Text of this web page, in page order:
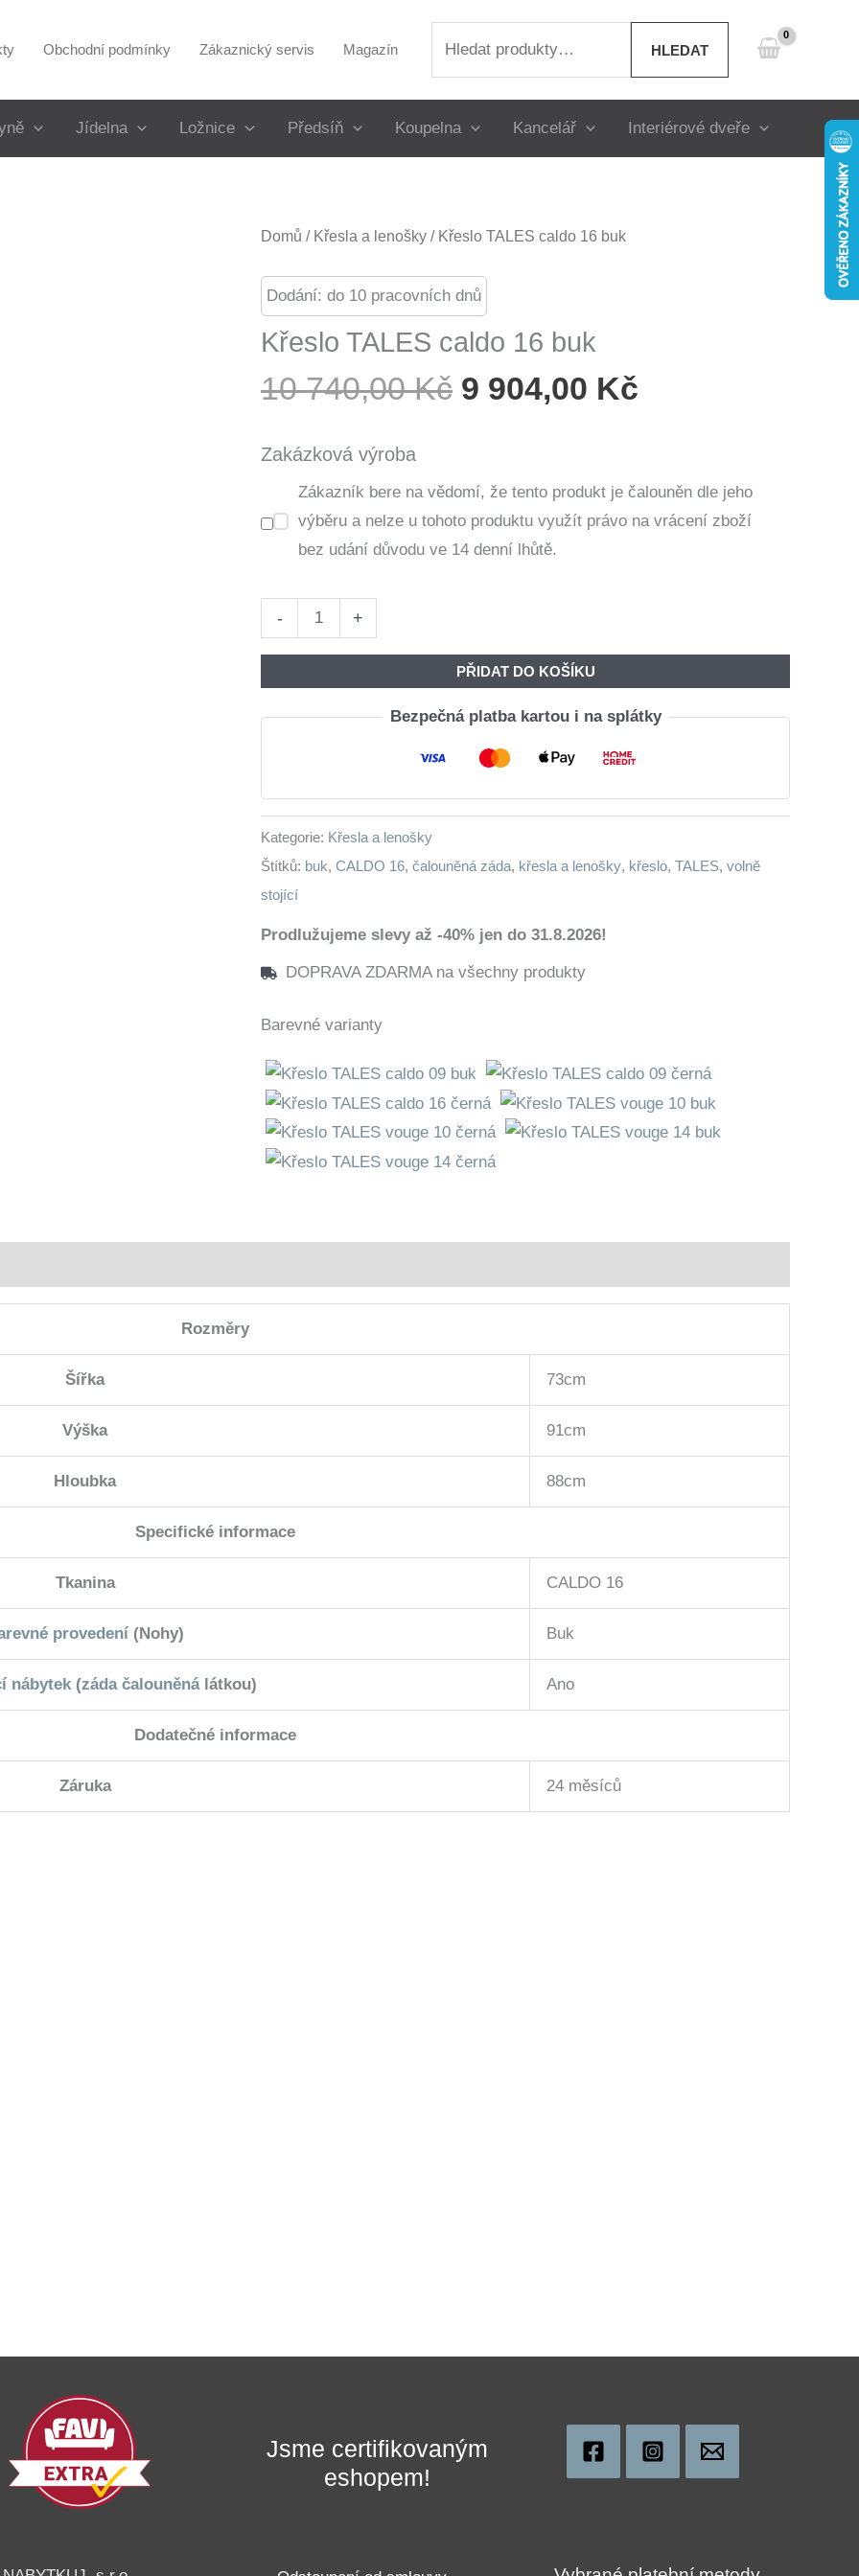
Obchodní podmínky Zákaznický servis Magazín HLEDAT
Jídelna Ložnice Předsíň Koupelna Kancelář Interiérové dveře
Domů / Křesla a lenošky / Křeslo TALES caldo 16 buk
Dodání: do 10 pracovních dnů
Křeslo TALES caldo 16 buk
10 740,00Kč Původní
10
740,00 Kč.
9 904,00 Kč
9
904,00 Kč.
Zakázková výroba
Zákazník bere na vědomí, že tento produkt je čalouněn dle jeho
výběru a nelze u tohoto produktu využít právo na vrácení zboží
bez udání důvodu ve 14 denní lhůtě.
-
TALES
+
PŘIDAT DO KOŠÍKU
Bezpečná platba kartou i na splátky
Kategorie: Křesla a lenošky
Štítků: buk, CALDO 16, čalouněná záda, křesla a lenošky, křeslo, TALES, volně
stojící
Prodlužujeme slevy až -40% jen do 31.8.2026!
DOPRAVA ZDARMA na všechny produkty
Barevné varianty
Rozměry
Šířka 73cm
Výška 91cm
Hloubka 88cm
Specifické informace
Tkanina CALDO 16
provedení (Nohy) Buk
nábytek (záda čalouněnálátkou) Ano
Dodatečné informace
Záruka 24 měsíců
Jsme certifikovaným
eshopem!